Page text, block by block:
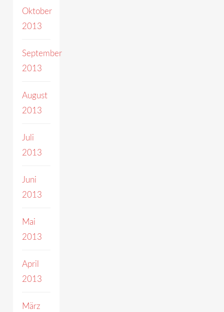
Oktober
2013
September
2013
August
2013
Juli
2013
Juni
2013
Mai
2013
April
2013
März